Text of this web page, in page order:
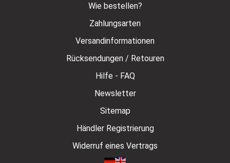
Wie bestellen?
Zahlungsarten
Versandinformationen
Rücksendungen / Retouren
Hilfe - FAQ
Newsletter
Sitemap
Händler Registrierung
Widerruf eines Vertrags